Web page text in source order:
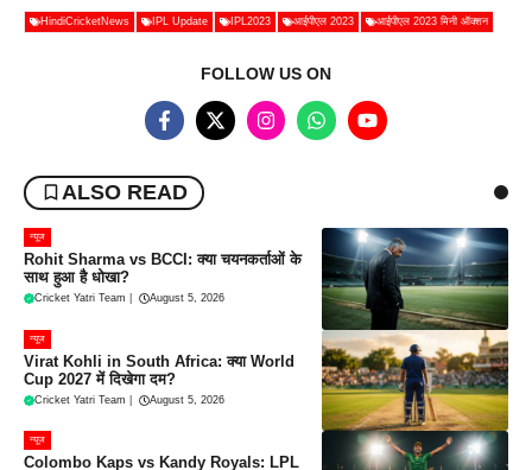
HindiCricketNews IPL Update IPL2023 आईपीएल 2023 आईपीएल 2023 मिनी ऑक्शन
FOLLOW US ON
ALSO READ
न्यूज
Rohit Sharma vs BCCI: क्या चयनकर्ताओं के
साथ हुआ है धोखा?
Cricket Yatri Team August 5, 2026
न्यूज
Virat Kohli in South Africa: क्या World
Cup 2027 में दिखेगा दम?
Cricket Yatri Team August 5, 2026
न्यूज
Colombo Kaps vs Kandy Royals: LPL